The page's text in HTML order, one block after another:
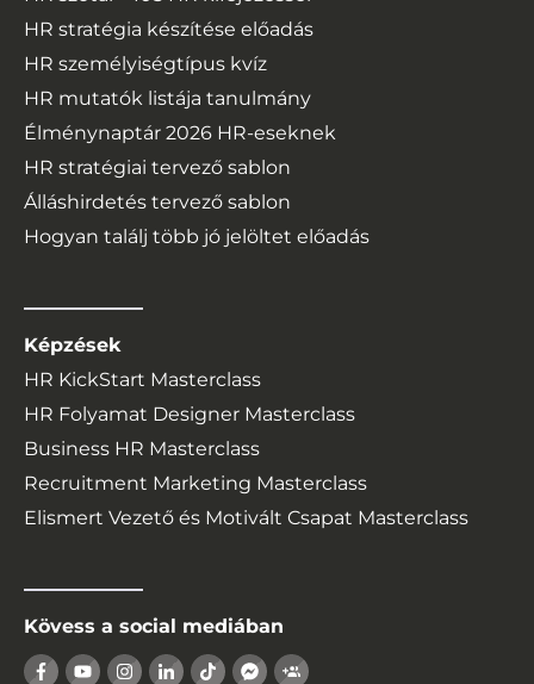
HR stratégia készítése előadás
HR személyiségtípus kvíz
HR mutatók listája tanulmány
Élménynaptár 2026 HR-eseknek
HR stratégiai tervező sablon
Álláshirdetés tervező sablon
Hogyan találj több jó jelöltet előadás
Képzések
HR KickStart Masterclass
HR Folyamat Designer Masterclass
Business HR Masterclass
Recruitment Marketing Masterclass
Elismert Vezető és Motivált Csapat Masterclass
Kövess a social mediában